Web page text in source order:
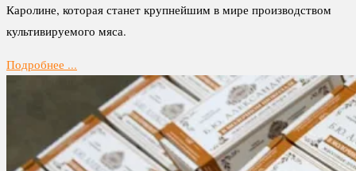
Каролине, которая станет крупнейшим в мире производством
культивируемого мяса.
Подробнее ...